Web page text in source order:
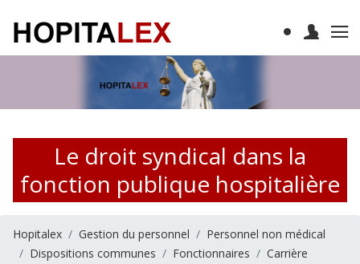
Le droit syndical dans la
fonction publique hospitalière
Hopitalex Gestion du personnel
Personnel non médical
Dispositions communes
Fonctionnaires
Carrière